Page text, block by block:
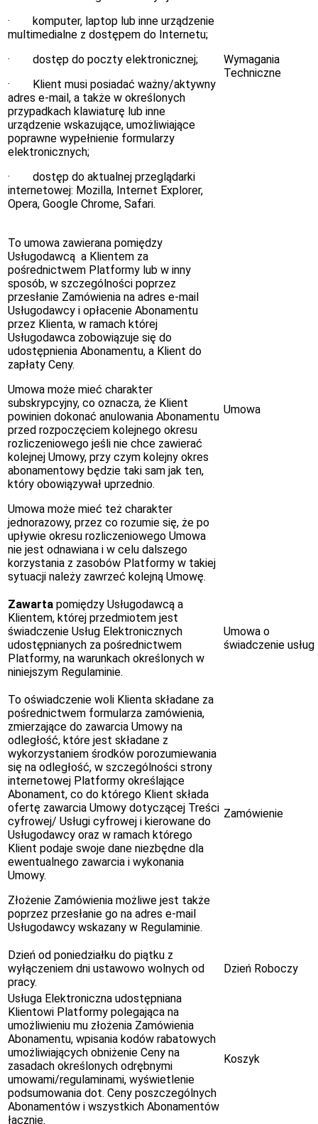
· komputer, laptop lub inne urządzenie
multimedialne z dostępem do Internetu;
· dostęp do poczty elektronicznej;
· Klient musi posiadać ważny/aktywny
adres e-mail, a także w określonych
przypadkach klawiaturę lub inne
urządzenie wskazujące, umożliwiające
poprawne wypełnienie formularzy
elektronicznych;
· dostęp do aktualnej przeglądarki
internetowej: Mozilla, Internet Explorer,
Opera, Google Chrome, Safari.
Wymagania
Techniczne
To umowa zawierana pomiędzy
Usługodawcą a Klientem za
pośrednictwem Platformy lub w inny
sposób, w szczególności poprzez
przesłanie Zamówienia na adres e-mail
Usługodawcy i opłacenie Abonamentu
przez Klienta, w ramach której
Usługodawca zobowiązuje się do
udostępnienia Abonamentu, a Klient do
zapłaty Ceny.
Umowa może mieć charakter
subskrypcyjny, co oznacza, że Klient
powinien dokonać anulowania Abonamentu
przed rozpoczęciem kolejnego okresu
rozliczeniowego jeśli nie chce zawierać
kolejnej Umowy, przy czym kolejny okres
abonamentowy będzie taki sam jak ten,
który obowiązywał uprzednio.
Umowa może mieć też charakter
jednorazowy, przez co rozumie się, że po
upływie okresu rozliczeniowego Umowa
nie jest odnawiana i w celu dalszego
korzystania z zasobów Platformy w takiej
sytuacji należy zawrzeć kolejną Umowę.
Umowa
Zawarta pomiędzy Usługodawcą a
Klientem, której przedmiotem jest
świadczenie Usług Elektronicznych
udostępnianych za pośrednictwem
Platformy, na warunkach określonych w
niniejszym Regulaminie.
Umowa o
świadczenie usług
To oświadczenie woli Klienta składane za
pośrednictwem formularza zamówienia,
zmierzające do zawarcia Umowy na
odległość, które jest składane z
wykorzystaniem środków porozumiewania
się na odległość, w szczególności strony
internetowej Platformy określające
Abonament, co do którego Klient składa
ofertę zawarcia Umowy dotyczącej Treści
cyfrowej/ Usługi cyfrowej i kierowane do
Usługodawcy oraz w ramach którego
Klient podaje swoje dane niezbędne dla
ewentualnego zawarcia i wykonania
Umowy.
Złożenie Zamówienia możliwe jest także
poprzez przesłanie go na adres e-mail
Usługodawcy wskazany w Regulaminie.
Zamówienie
Dzień od poniedziałku do piątku z
wyłączeniem dni ustawowo wolnych od
pracy.
Dzień Roboczy
Usługa Elektroniczna udostępniana
Klientowi Platformy polegająca na
umożliwieniu mu złożenia Zamówienia
Abonamentu, wpisania kodów rabatowych
umożliwiających obniżenie Ceny na
zasadach określonych odrębnymi
umowami/regulaminami, wyświetlenie
podsumowania dot. Ceny poszczególnych
Abonamentów i wszystkich Abonamentów
łącznie.
Koszyk